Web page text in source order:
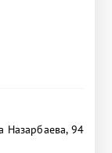
Назарбаева, 94